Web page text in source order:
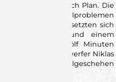
andere als nach Plan. Die
mit Personalproblemen
Start und setzten sich
Abwehr und einem
früh ab. Nach zwölf Minuten
Pfullingens Topwerfer Niklas
das Spielgeschehen